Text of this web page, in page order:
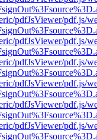
pdfJsViewer/pdf.js/
pdfJsViewer/pdf.js/
pdfJsViewer/pdf.js/
pdfJsViewer/pdf.js/
pdfJsViewer/pdf.js/
pdfJsViewer/pdf.js/